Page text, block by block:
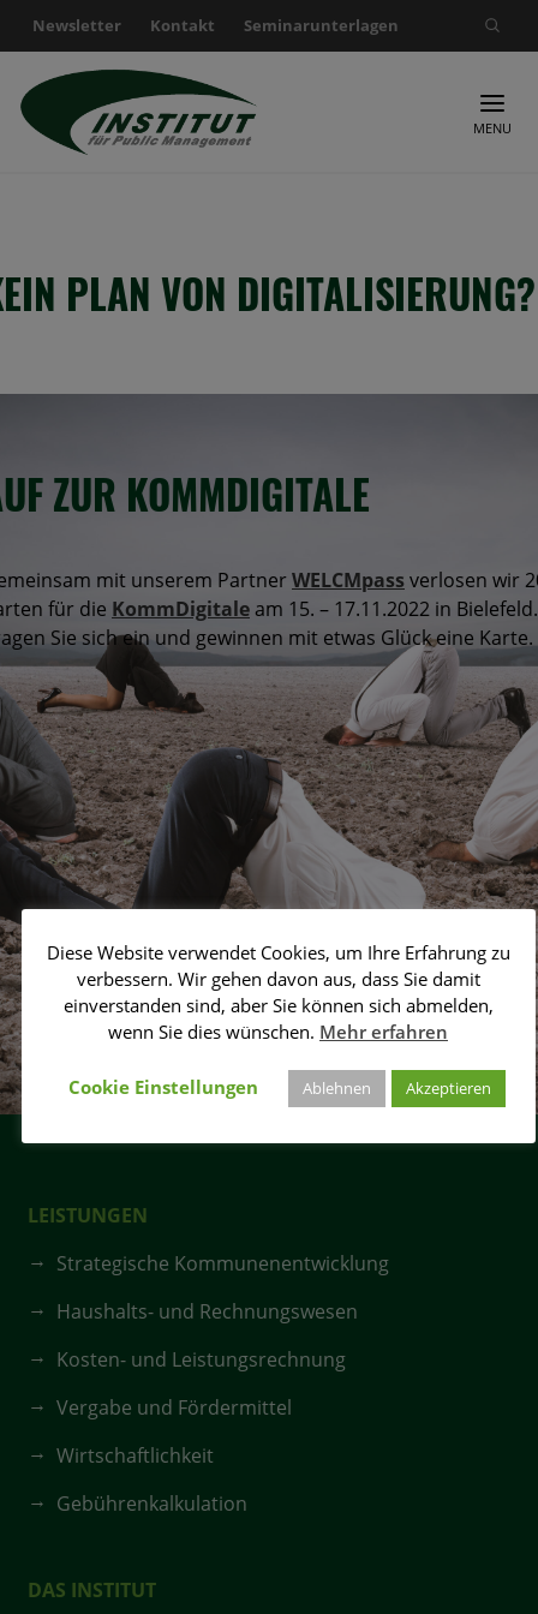
Newsletter Kontakt Seminarunterlagen
Suche nach:
MENU
PLAN VON DIGITALISIERUNG?
ZUR KOMMDIGITALE
mit unserem PartnerWELCMpass verlosen wir
für die KommDigitaleam 15. – 17.11.2022 in Bielefeld.
Sie sich ein und gewinnen mit etwas Glück eine Karte.
LEISTUNGEN
Strategische Kommunenentwicklung
Haushalts- und Rechnungswesen
Kosten- und Leistungsrechnung
Vergabe und Fördermittel
Wirtschaftlichkeit
Gebührenkalkulation
DAS INSTITUT
Diese Website verwendet Cookies, um Ihre Erfahrung zu
verbessern. Wir gehen davon aus, dass Sie damit
einverstanden sind, aber Sie können sich abmelden,
wenn Sie dies wünschen. Mehr erfahren
Cookie Einstellungen Ablehnen Akzeptieren